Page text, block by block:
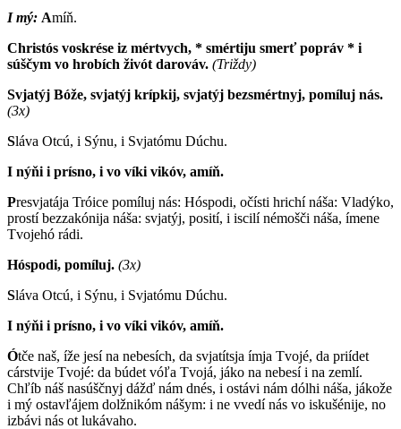
I mý: Amíň.
Christós voskrése iz mértvych, * smértiju smerť popráv * i
súščym vo hrobích živót darováv. (Triždy)
Svjatýj Bóže, svjatýj krípkij, svjatýj bezsmértnyj, pomíluj nás.
(3x)
Sláva Otcú, i Sýnu, i Svjatómu Dúchu.
I nýňi i prísno, i vo víki vikóv, amíň.
Presvjatája Tróice pomíluj nás: Hóspodi, očísti hrichí náša: Vladýko,
prostí bezzakónija náša: svjatýj, posití, i iscilí némošči náša, ímene
Tvojehó rádi.
Hóspodi, pomíluj. (3x)
Sláva Otcú, i Sýnu, i Svjatómu Dúchu.
I nýňi i prísno, i vo víki vikóv, amíň.
Ótče naš, íže jesí na nebesích, da svjatítsja ímja Tvojé, da priídet
cárstvije Tvojé: da búdet vóľa Tvojá, jáko na nebesí i na zemlí.
Chľíb náš nasúščnyj dážď nám dnés, i ostávi nám dólhi náša, jákože
i mý ostavľájem dolžnikóm nášym: i ne vvedí nás vo iskušénije, no
izbávi nás ot lukávaho.